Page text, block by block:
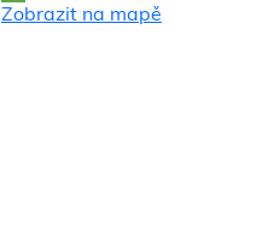
Zobrazit na mapě